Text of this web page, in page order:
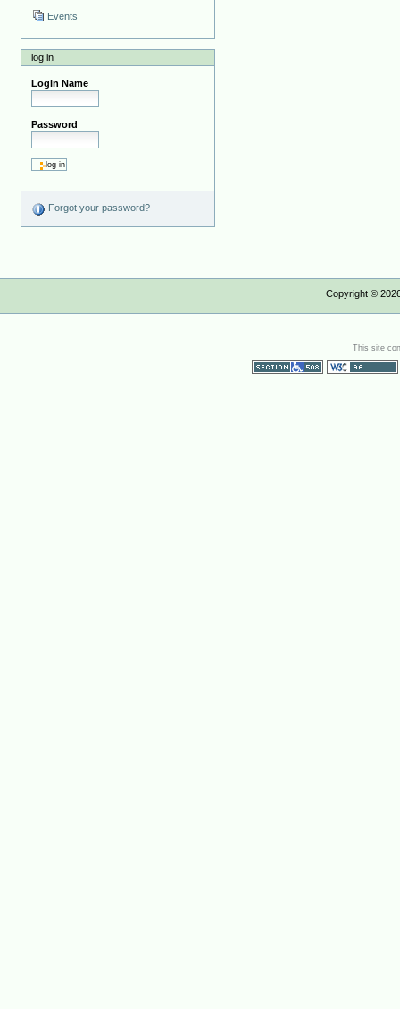
Events
log in
Login Name
Password
Forgot your password?
Copyright ©
This site